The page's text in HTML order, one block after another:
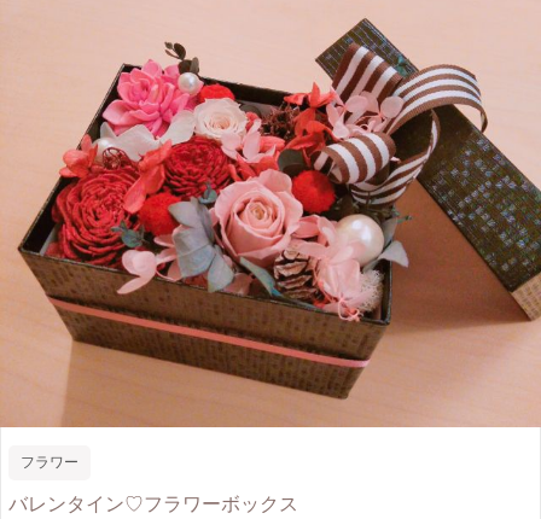
フラワー
バレンタイン♡フラワーボックス